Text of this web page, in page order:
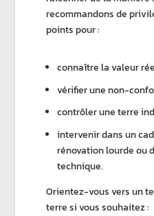
recommandons de
points pour :
connaître lavaleur
vérifier une non-
contrôler une terre
intervenir dans un
rénovation lourde ou
technique.
Orientez-vous vers un
terresi vous souhaitez :